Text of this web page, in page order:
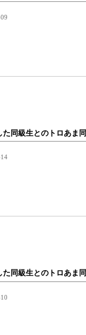
同級生とのトロあま
同級生とのトロあま